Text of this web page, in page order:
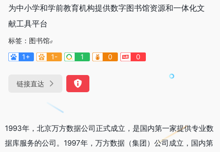
为中小学和学前教育机构提供数字图书馆资源和一体化文
献工具平台
标签： 图书馆
1+
1- 1 0 0
链接直达
1993年，北京万方数据公司正式成立，是国内第一家提供专业数
据库服务的公司。1997年，万方数据（集团）公司成立，国内第